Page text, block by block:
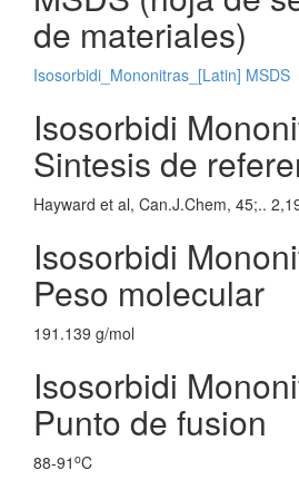
de materiales)
Isosorbidi_Mononitras_[Latin] MSDS
Isosorbidi
Sintesis de
Hayward et al, Can.J.Chem, 45;..
Isosorbidi
Peso molecular
191.139 g/mol
Isosorbidi
Punto de fusion
88-91 oC